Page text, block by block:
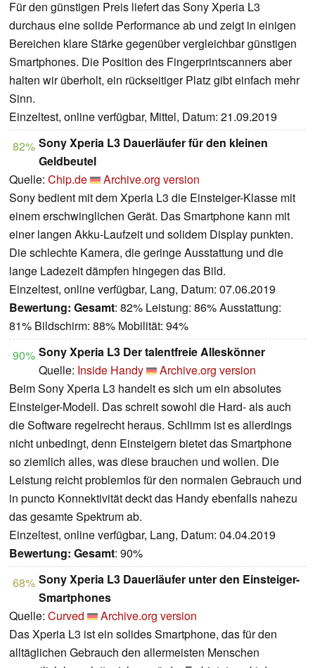
Für den günstigen Preis liefert das Sony Xperia L3
durchaus eine solide Performance ab und zeigt in einigen
Bereichen klare Stärke gegenüber vergleichbar günstigen
Smartphones. Die Position des Fingerprintscanners aber
halten wir überholt, ein rückseitiger Platz gibt einfach mehr
Sinn.
Einzeltest, online verfügbar, Mittel, Datum: 21.09.2019
82% Sony Xperia L3 Dauerläufer für den kleinen
Geldbeutel
Quelle: Chip.de
Archive.org version
Sony bedient mit dem Xperia L3 die Einsteiger-Klasse mit
einem erschwinglichen Gerät. Das Smartphone kann mit
einer langen Akku-Laufzeit und solidem Display punkten.
Die schlechte Kamera, die geringe Ausstattung und die
lange Ladezeit dämpfen hingegen das Bild.
Einzeltest, online verfügbar, Lang, Datum: 07.06.2019
Bewertung: Gesamt: 82% Leistung: 86% Ausstattung:
81% Bildschirm: 88% Mobilität: 94%
90% Sony Xperia L3 Der talentfreie Alleskönner
Quelle: Inside Handy
Archive.org version
Beim Sony Xperia L3 handelt es sich um ein absolutes
Einsteiger-Modell. Das schreit sowohl die Hard- als auch
die Software regelrecht heraus. Schlimm ist es allerdings
nicht unbedingt, denn Einsteigern bietet das Smartphone
so ziemlich alles, was diese brauchen und wollen. Die
Leistung reicht problemlos für den normalen Gebrauch und
in puncto Konnektivität deckt das Handy ebenfalls nahezu
das gesamte Spektrum ab.
Einzeltest, online verfügbar, Lang, Datum: 04.04.2019
Bewertung: Gesamt: 90%
68% Sony Xperia L3 Dauerläufer unter den Einsteiger-
Smartphones
Quelle: Curved
Archive.org version
Das Xperia L3 ist ein solides Smartphone, das für den
alltäglichen Gebrauch den allermeisten Menschen